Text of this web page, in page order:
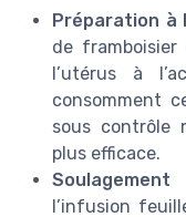
Préparation à
de
l’utérus à
consomment
sous contrôle
plus efficace.
l’infusion